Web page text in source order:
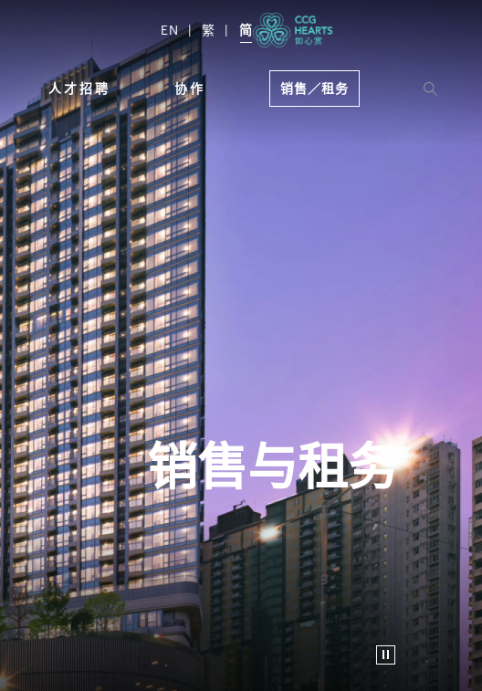
EN 繁 简
人才招聘 协作 销售／租务
销售与租务